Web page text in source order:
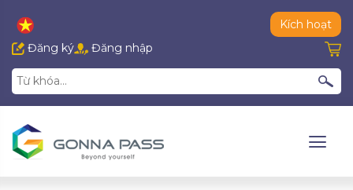
Kích hoạt
Đăng ký
Đăng nhập